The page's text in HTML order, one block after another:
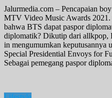
Jalurmedia.com – Pencapaian
MTV Video Music Awards
bahwa BTS dapat paspor
diplomatik? Dikutip dari allkpop,
in mengumumkan keputusannya
Special Presidential Envoys for
Sebagai pemegang paspor